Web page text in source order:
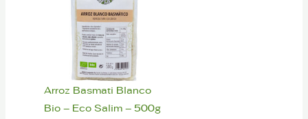
Arroz Basmati Blanco
Bio – Eco Salim – 500g